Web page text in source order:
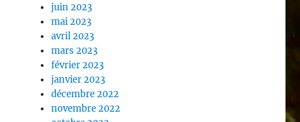
juin 2023
mai 2023
avril 2023
mars 2023
février 2023
janvier 2023
décembre 2022
novembre 2022